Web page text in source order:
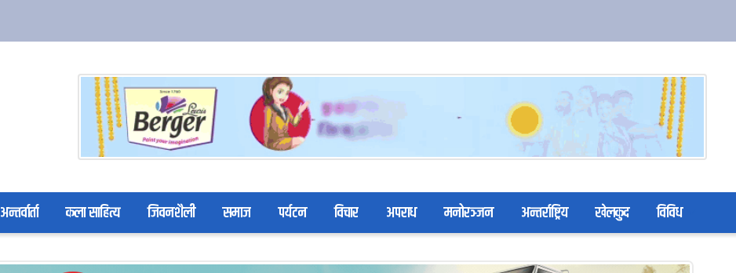
अन्तर्वार्ता कला साहित्य जिवनशैली समाज पर्यटन विचार अपराध मनोरञ्जन अन्तर्राष्ट्रिय खेलकुद विविध